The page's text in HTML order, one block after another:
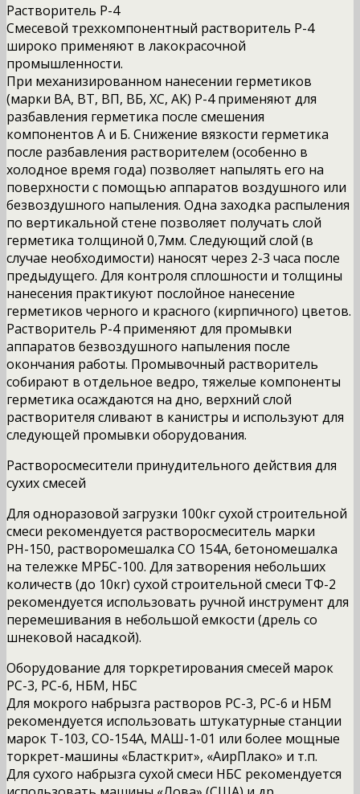
Растворитель Р-4
Смесевой трехкомпонентный растворитель Р-4
широко применяют в лакокрасочной
промышленности.
При механизированном нанесении герметиков
(марки ВА, ВТ, ВП, ВБ, ХС, АК) Р-4 применяют для
разбавления герметика после смешения
компонентов А и Б. Снижение вязкости герметика
после разбавления растворителем (особенно в
холодное время года) позволяет напылять его на
поверхности с помощью аппаратов воздушного или
безвоздушного напыления. Одна заходка распыления
по вертикальной стене позволяет получать слой
герметика толщиной 0,7мм. Следующий слой (в
случае необходимости) наносят через 2-3 часа после
предыдущего. Для контроля сплошности и толщины
нанесения практикуют послойное нанесение
герметиков черного и красного (кирпичного) цветов.
Растворитель Р-4 применяют для промывки
аппаратов безвоздушного напыления после
окончания работы. Промывочный растворитель
собирают в отдельное ведро, тяжелые компоненты
герметика осаждаются на дно, верхний слой
растворителя сливают в канистры и используют для
следующей промывки оборудования.
Растворосмесители принудительного действия для
сухих смесей
Для одноразовой загрузки 100кг сухой строительной
смеси рекомендуется растворосмеситель марки
РН-150, растворомешалка СО 154А, бетономешалка
на тележке МРБС-100. Для затворения небольших
количеств (до 10кг) сухой строительной смеси ТФ-2
рекомендуется использовать ручной инструмент для
перемешивания в небольшой емкости (дрель со
шнековой насадкой).
Оборудование для торкретирования смесей марок
РС-3, РС-6, НБМ, НБС
Для мокрого набрызга растворов РС-3, РС-6 и НБМ
рекомендуется использовать штукатурные станции
марок Т-103, СО-154А, МАШ-1-01 или более мощные
торкрет-машины «Бласткрит», «АирПлако» и т.п.
Для сухого набрызга сухой смеси НБС рекомендуется